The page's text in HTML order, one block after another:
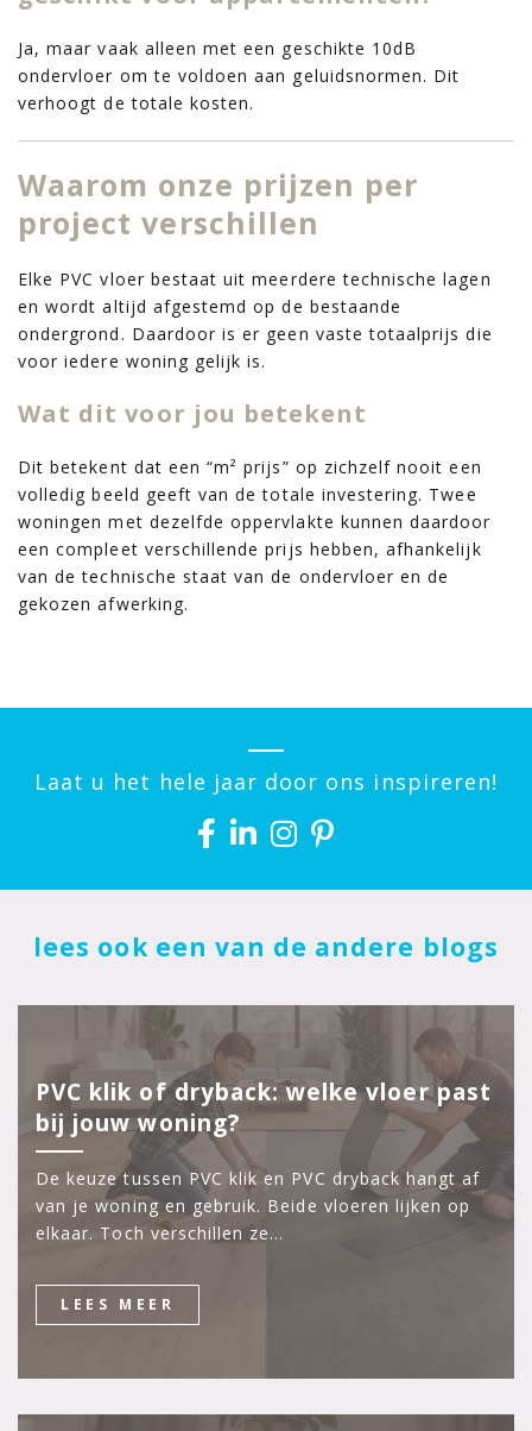
Ja, maar vaak alleen met een geschikte 10dB
ondervloer om te voldoen aan geluidsnormen. Dit
verhoogt de totale kosten.
Waarom onze prijzen per
project verschillen
Elke PVC vloer bestaat uit meerdere technische lagen
en wordt altijd afgestemd op de bestaande
ondergrond. Daardoor is er geen vaste totaalprijs die
voor iedere woning gelijk is.
Wat dit voor jou betekent
Dit betekent dat een “m² prijs” op zichzelf nooit een
volledig beeld geeft van de totale investering. Twee
woningen met dezelfde oppervlakte kunnen daardoor
een compleet verschillende prijs hebben, afhankelijk
van de technische staat van de ondervloer en de
gekozen afwerking.
Laat u het hele jaar door ons inspireren!
lees ook een van de andere blogs
PVC klik of dryback: welke vloer past
bij jouw woning?
De keuze tussen PVC klik en PVC dryback hangt af
van je woning en gebruik. Beide vloeren lijken op
elkaar. Toch verschillen ze…
LEES MEER